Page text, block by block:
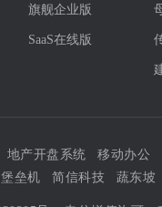
旗舰企业版
SaaS在线版
地产开盘系统 移动办公
堡垒机 简信科技 蔬东坡